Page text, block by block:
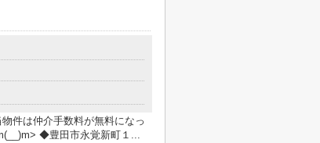
件は仲介手数料が無料になっ
◆豊田市永覚新町１...